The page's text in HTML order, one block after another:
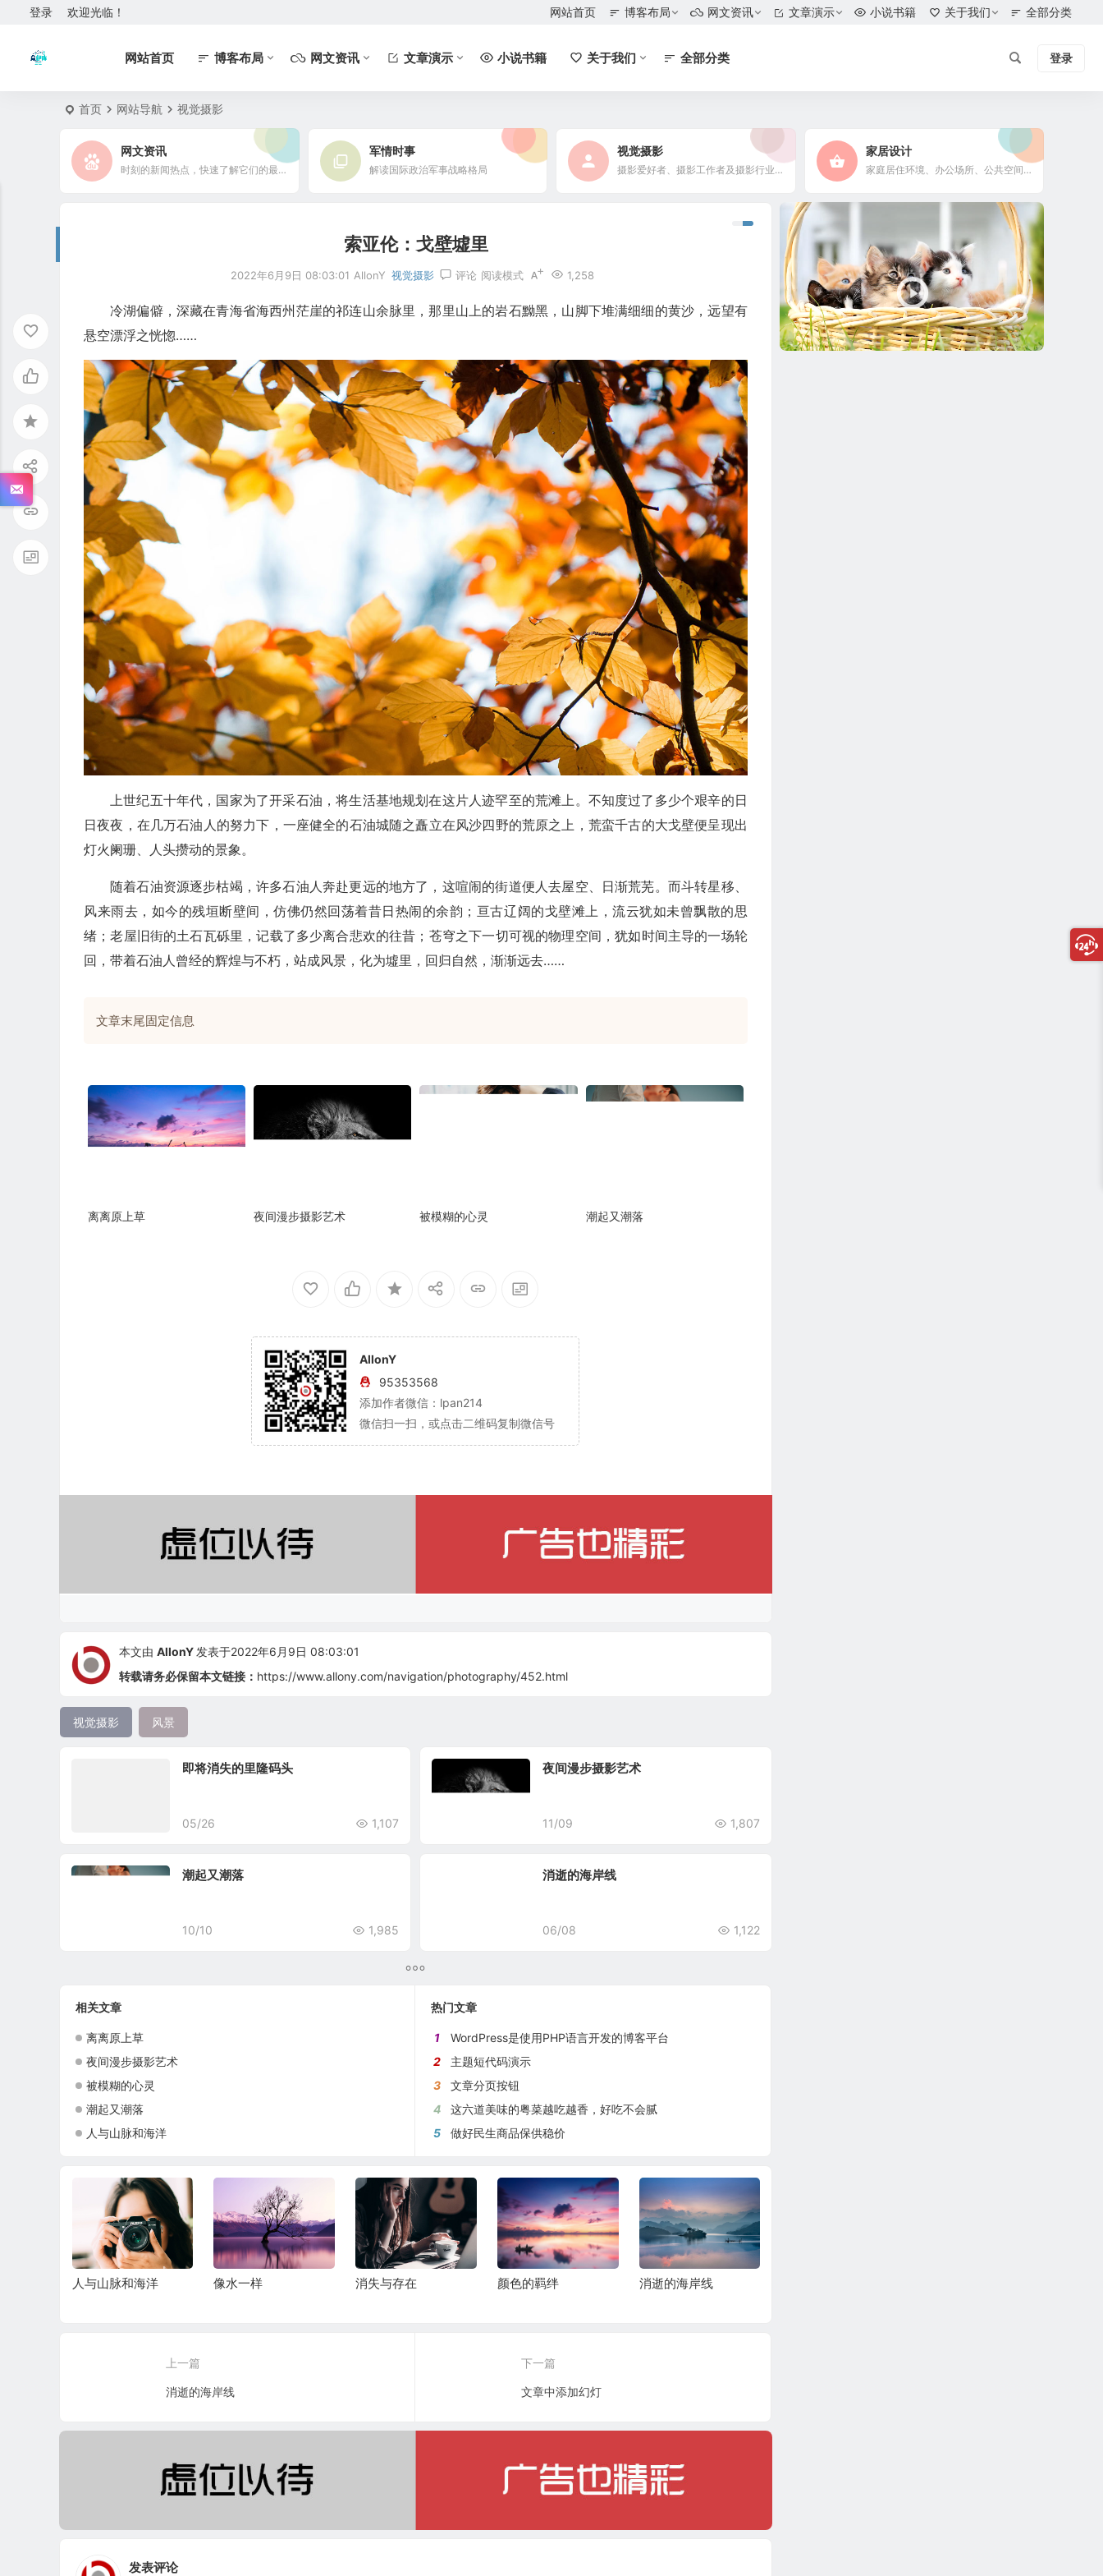
欢迎光临！
登录 网站首页 博客布局 网文资讯 文章演示 小说书籍 关于我们 全部分类
网站首页 博客布局 网文资讯 文章演示 小说书籍 关于我们 全部分类 登录
首页 网站导航 视觉摄影
网文资讯
时刻的新闻热点，快速了解它们的最新进展
军情时事
解读国际政治军事战略格局
视觉摄影
摄影爱好者、摄影工作者及摄影行业信息
家居设计
家庭居住环境、办公场所、公共空间陈设风格以设计搭配
索亚伦：戈壁墟里
2022年6月9日 08:03:01 AllonY 视觉摄影 评论 1,258
阅读模式
冷湖偏僻，深藏在青海省海西州茫崖的祁连山余脉里，那里山上的岩石黝黑，山脚下堆满细细的黄沙，远望有
悬空漂浮之恍惚……
上世纪五十年代，国家为了开采石油，将生活基地规划在这片人迹罕至的荒滩上。不知度过了多少个艰辛的日
日夜夜，在几万石油人的努力下，一座健全的石油城随之矗立在风沙四野的荒原之上，荒蛮千古的大戈壁便呈现出
灯火阑珊、人头攒动的景象。
随着石油资源逐步枯竭，许多石油人奔赴更远的地方了，这喧闹的街道便人去屋空、日渐荒芜。而斗转星移、
风来雨去，如今的残垣断壁间，仿佛仍然回荡着昔日热闹的余韵；亘古辽阔的戈壁滩上，流云犹如未曾飘散的思
绪；老屋旧街的土石瓦砾里，记载了多少离合悲欢的往昔；苍穹之下一切可视的物理空间，犹如时间主导的一场轮
回，带着石油人曾经的辉煌与不朽，站成风景，化为墟里，回归自然，渐渐远去……
文章末尾固定信息
离离原上草 夜间漫步摄影艺术 被模糊的心灵 潮起又潮落
AllonY
95353568
添加作者微信：lpan214
微信扫一扫，或点击二维码复制微信号
本文由 AllonY 发表于2022年6月9日 08:03:01
转载请务必保留本文链接： https://www.allony.com/navigation/photography/452.html
视觉摄影 风景
即将消失的里隆码头
05/26 1,107
夜间漫步摄影艺术
11/09 1,807
潮起又潮落
10/10 1,985
消逝的海岸线
06/08 1,122
相关文章
离离原上草
夜间漫步摄影艺术
被模糊的心灵
潮起又潮落
人与山脉和海洋
热门文章
1
WordPress是使用PHP语言开发的博客平台
2
主题短代码演示
3
文章分页按钮
4
这六道美味的粤菜越吃越香，好吃不会腻
5
做好民生商品保供稳价
人与山脉和海洋 像水一样 消失与存在 颜色的羁绊 消逝的海岸线
上一篇
消逝的海岸线
下一篇
文章中添加幻灯
发表评论
频
播
放
器